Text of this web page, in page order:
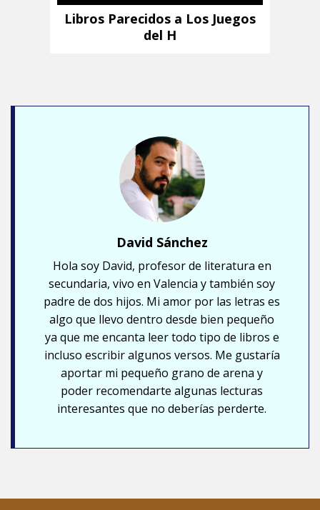
Libros Parecidos a Los Juegos
del H
David Sánchez
Hola soy David, profesor de literatura en
secundaria, vivo en Valencia y también soy
padre de dos hijos. Mi amor por las letras es
algo que llevo dentro desde bien pequeño
ya que me encanta leer todo tipo de libros e
incluso escribir algunos versos. Me gustaría
aportar mi pequeño grano de arena y
poder recomendarte algunas lecturas
interesantes que no deberías perderte.